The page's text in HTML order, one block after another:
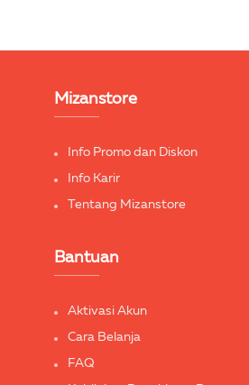
Mizanstore
Info Promo dan Diskon
Info Karir
Tentang Mizanstore
Bantuan
Aktivasi Akun
Cara Belanja
FAQ